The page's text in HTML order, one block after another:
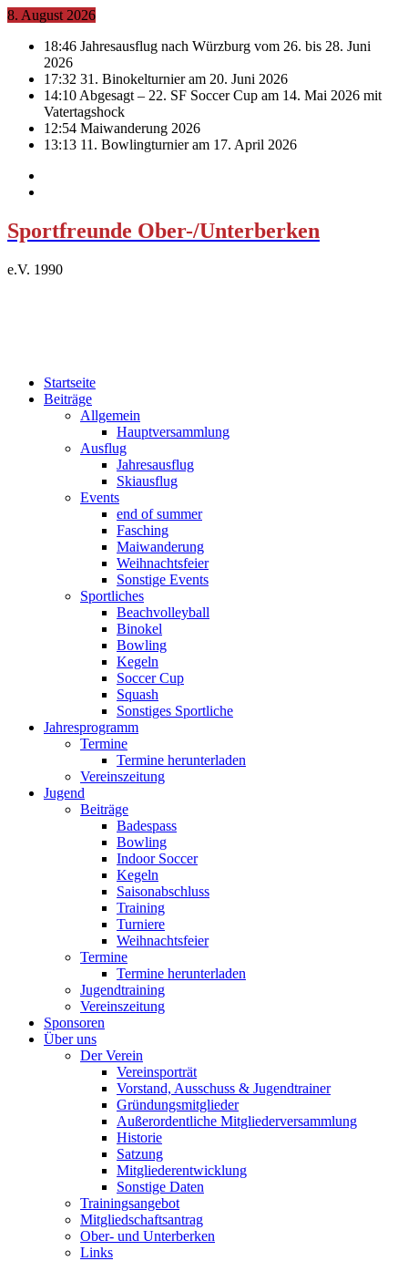
8. August 2026
18:46 Jahresausflug nach Würzburg vom 26. bis 28. Juni
2026
17:32 31. Binokelturnier am 20. Juni 2026
14:10 Abgesagt – 22. SF Soccer Cup am 14. Mai 2026 mit
Vatertagshock
12:54 Maiwanderung 2026
13:13 11. Bowlingturnier am 17. April 2026
Sportfreunde Ober-/Unterberken
e.V. 1990
Startseite
Beiträge
Allgemein
Hauptversammlung
Ausflug
Jahresausflug
Skiausflug
Events
end of summer
Fasching
Maiwanderung
Weihnachtsfeier
Sonstige Events
Sportliches
Beachvolleyball
Binokel
Bowling
Kegeln
Soccer Cup
Squash
Sonstiges Sportliche
Jahresprogramm
Termine
Termine herunterladen
Vereinszeitung
Jugend
Beiträge
Badespass
Bowling
Indoor Soccer
Kegeln
Saisonabschluss
Training
Turniere
Weihnachtsfeier
Termine
Termine herunterladen
Jugendtraining
Vereinszeitung
Sponsoren
Über uns
Der Verein
Vereinsporträt
Vorstand, Ausschuss & Jugendtrainer
Gründungsmitglieder
Außerordentliche Mitgliederversammlung
Historie
Satzung
Mitgliederentwicklung
Sonstige Daten
Trainingsangebot
Mitgliedschaftsantrag
Ober- und Unterberken
Links